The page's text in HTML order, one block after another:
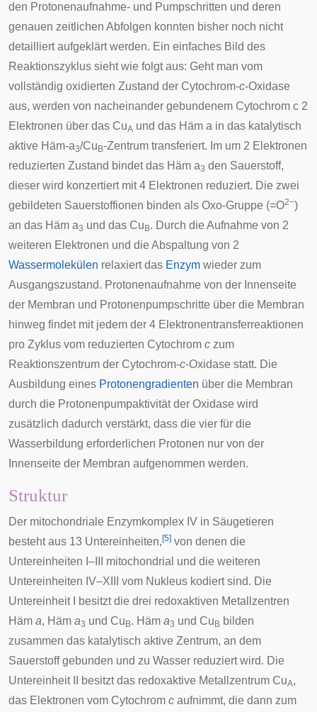
den Protonenaufnahme- und Pumpschritten und deren
genauen zeitlichen Abfolgen konnten bisher noch nicht
detailliert aufgeklärt werden. Ein einfaches Bild des
Reaktionszyklus sieht wie folgt aus: Geht man vom
vollständig oxidierten Zustand der Cytochrom-c-Oxidase
aus, werden von nacheinander gebundenem Cytochrom c 2
Elektronen über das CuA und das Häm a in das katalytisch
aktive Häm-a3/Cu B-Zentrum transferiert. Im um 2 Elektronen
reduzierten Zustand bindet das Häm a3 den Sauerstoff,
dieser wird konzertiert mit 4 Elektronen reduziert. Die zwei
gebildeten Sauerstoffionen binden als Oxo-Gruppe (=O2−)
an das Häm a3 und das Cu B. Durch die Aufnahme von 2
weiteren Elektronen und die Abspaltung von 2
Wassermolekülen relaxiert das Enzym wieder zum
Ausgangszustand. Protonenaufnahme von der Innenseite
der Membran und Protonenpumpschritte über die Membran
hinweg findet mit jedem der 4 Elektronentransferreaktionen
pro Zyklus vom reduzierten Cytochrom c zum
Reaktionszentrum der Cytochrom-c-Oxidase statt. Die
Ausbildung eines Protonengradienten über die Membran
durch die Protonenpumpaktivität der Oxidase wird
zusätzlich dadurch verstärkt, dass die vier für die
Wasserbildung erforderlichen Protonen nur von der
Innenseite der Membran aufgenommen werden.
Struktur
Der mitochondriale Enzymkomplex IV in Säugetieren
besteht aus 13 Untereinheiten, [5] von denen die
Untereinheiten I–III mitochondrial und die weiteren
Untereinheiten IV–XIII vom Nukleus kodiert sind. Die
Untereinheit I besitzt die drei redoxaktiven Metallzentren
Häm a, Häm a3 und Cu B. Häm a3 und Cu B bilden
zusammen das katalytisch aktive Zentrum, an dem
Sauerstoff gebunden und zu Wasser reduziert wird. Die
Untereinheit II besitzt das redoxaktive Metallzentrum CuA,
das Elektronen vom Cytochrom c aufnimmt, die dann zum